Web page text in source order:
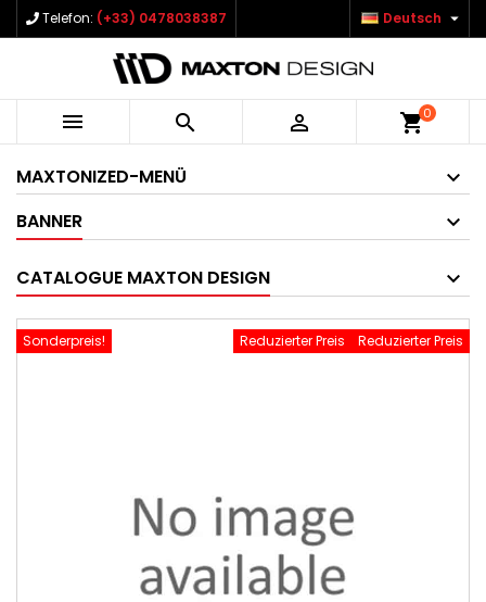
Telefon: (+33) 0478038387 Deutsch 
   shopping_cart0
MAXTONIZED-MENÜ
BANNER
CATALOGUE MAXTON DESIGN
Sonderpreis! Reduzierter Preis
Reduzierter Preis